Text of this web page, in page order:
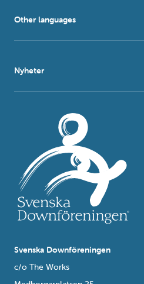
Other languages
Nyheter
Svenska Downföreningen
c/o The Works